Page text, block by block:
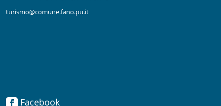
turismo@comune.fano.pu.it
Facebook